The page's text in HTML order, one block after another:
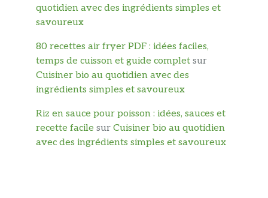
quotidien avec des ingrédients simples et
savoureux
80 recettes air fryer PDF : idées faciles,
temps de cuisson et guide complet sur
Cuisiner bio au quotidien avec des
ingrédients simples et savoureux
Riz en sauce pour poisson : idées, sauces et
recette facile sur Cuisiner bio au quotidien
avec des ingrédients simples et savoureux